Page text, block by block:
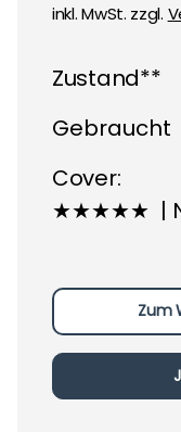
inkl. MwSt. zzgl.
Zustand**
Gebraucht
Cover:
★★★★★ |
Zum